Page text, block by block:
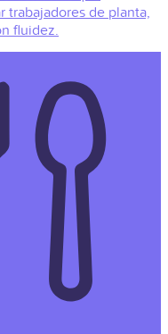
trabajadores de planta,
fluidez.